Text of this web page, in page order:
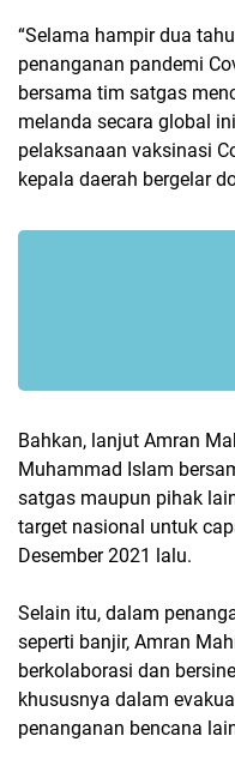
“Selama hampir dua
penanganan pandemi
bersama tim satgas
melanda secara global
pelaksanaan vaksinasi
kepala daerah bergelar
Bahkan, lanjut Amran
Muhammad Islam
satgas maupun pihak
target nasional untuk
Desember 2021 lalu.
Selain itu, dalam
seperti banjir, Amran
berkolaborasi dan
khususnya dalam
penanganan bencana